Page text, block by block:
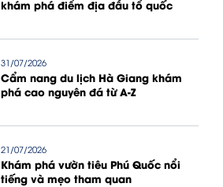
khám phá điểm địa đầu tổ quốc
31/07/2026
Cẩm nang du lịch Hà Giang khám
phá cao nguyên đá từ A-Z
21/07/2026
Khám phá vườn tiêu Phú Quốc nổi
tiếng và mẹo tham quan